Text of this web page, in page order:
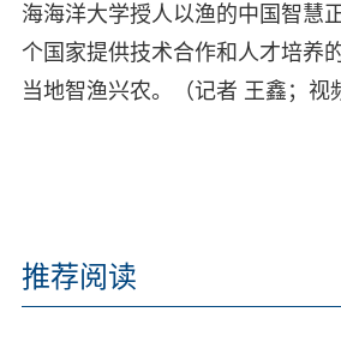
海海洋大学授人以渔的中国智慧
个国家提供技术合作和人才培养
当地智渔兴农。（记者 王鑫；视
推荐阅读